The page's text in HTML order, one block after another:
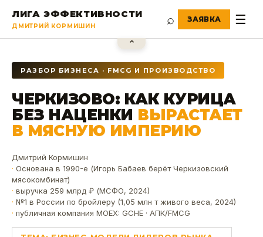
⌃
ЛИГА ЭФФЕКТИВНОСТИ
ДМИТРИЙ КОРМИШИН ⌕ ☰
РАЗБОР БИЗНЕСА · FMCG И ПРОИЗВОДСТВО
ЧЕРКИЗОВО: КАК КУРИЦА
БЕЗ НАЦЕНКИ ВЫРАСТАЕТ
В МЯСНУЮ ИМПЕРИЮ
Дмитрий Кормишин
Основана в 1990-е (Игорь Бабаев берёт Черкизовский
мясокомбинат)
выручка 259 млрд ₽ (МСФО, 2024)
№1 в России по бройлеру (1,05 млн т живого веса, 2024)
публичная компания MOEX: GCHE · АПК/FMCG